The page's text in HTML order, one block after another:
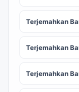
Terjemahkan
Terjemahkan
Terjemahkan